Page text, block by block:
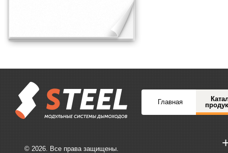
Главная
© 2026. Все права защищены.